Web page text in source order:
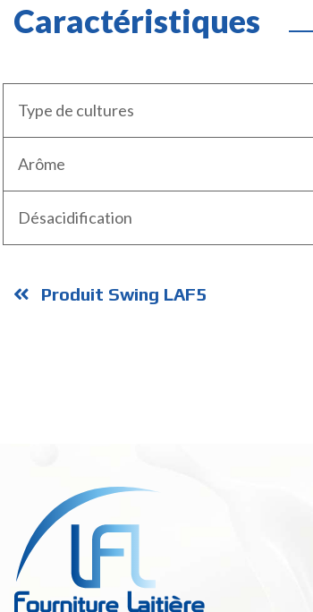
Caractéristiques
Type de cultures
Arôme
Désacidification
Produit Swing LAF5